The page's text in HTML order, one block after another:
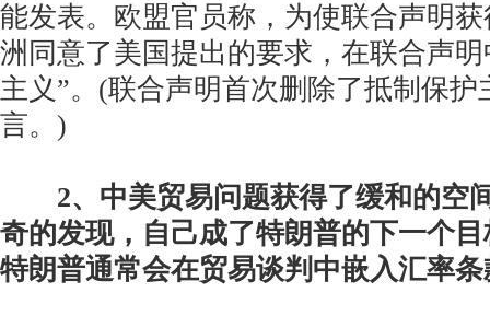
能发表。欧盟官员称，为使联合声明
洲同意了美国提出的要求，在联合声
主义”。(联合声明首次删除了抵制保护
言。)
2、中美贸易问题获得了缓和的空
奇的发现，自己成了特朗普的下一个
特朗普通常会在贸易谈判中嵌入汇率